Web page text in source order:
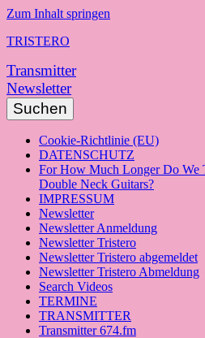
Zum Inhalt springen
TRISTERO
Transmitter
Newsletter
Suchen
Cookie-Richtlinie (EU)
DATENSCHUTZ
For How Much Longer Do We
Double Neck Guitars?
IMPRESSUM
Newsletter
Newsletter Anmeldung
Newsletter Tristero
Newsletter Tristero abgemeldet
Newsletter Tristero Abmeldung
Search Videos
TERMINE
TRANSMITTER
Transmitter 674.fm